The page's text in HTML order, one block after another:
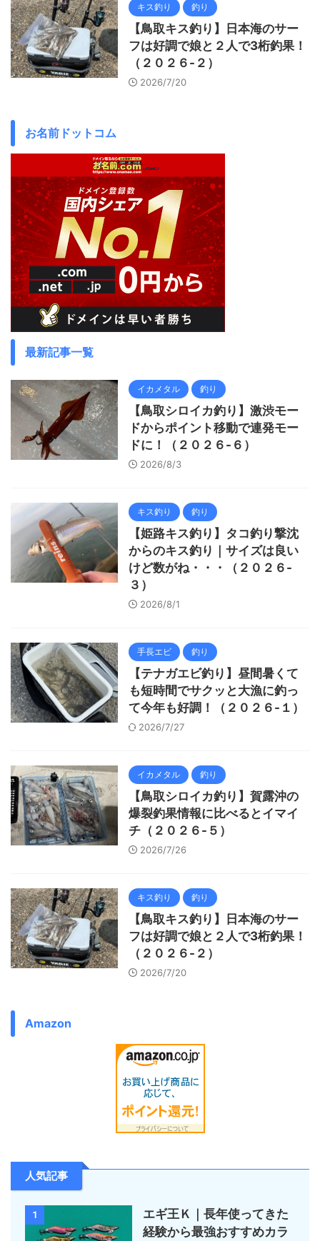
キス釣り 釣り
【鳥取キス釣り】日本海のサー
フは好調で娘と２人で3桁釣果！
（２０２６-２）
2026/7/20
お名前ドットコム
最新記事一覧
イカメタル 釣り
【鳥取シロイカ釣り】激渋モー
ドからポイント移動で連発モー
ドに！（２０２６-６）
2026/8/3
キス釣り 釣り
【姫路キス釣り】タコ釣り撃沈
からのキス釣り｜サイズは良い
けど数がね・・・（２０２６-
３）
2026/8/1
手長エビ 釣り
【テナガエビ釣り】昼間暑くて
も短時間でサクッと大漁に釣っ
て今年も好調！（２０２６-１）
2026/7/27
イカメタル 釣り
【鳥取シロイカ釣り】賀露沖の
爆裂釣果情報に比べるとイマイ
チ（２０２６-５）
2026/7/26
キス釣り 釣り
【鳥取キス釣り】日本海のサー
フは好調で娘と２人で3桁釣果！
（２０２６-２）
2026/7/20
Amazon
人気記事
1
エギ王Ｋ｜長年使ってきた
経験から最強おすすめカラ